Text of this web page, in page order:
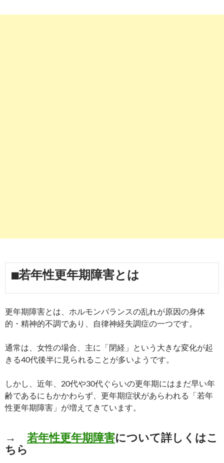
■若年性更年期障害とは
更年期障害とは、ホルモンバランスの乱れが原因の身体
的・精神的不調であり、自律神経失調症の一つです。
通常は、女性の場合、主に「閉経」という大きな変化が起
きる40代後半に見られることが多いようです。
しかし、近年、20代や30代ぐらいの更年期にはまだ早い年
齢であるにもかかわらず、更年期症状があらわれる「若年
性更年期障害」が増えてきています。
→ 若年性更年期障害について詳しくはこ
ちら